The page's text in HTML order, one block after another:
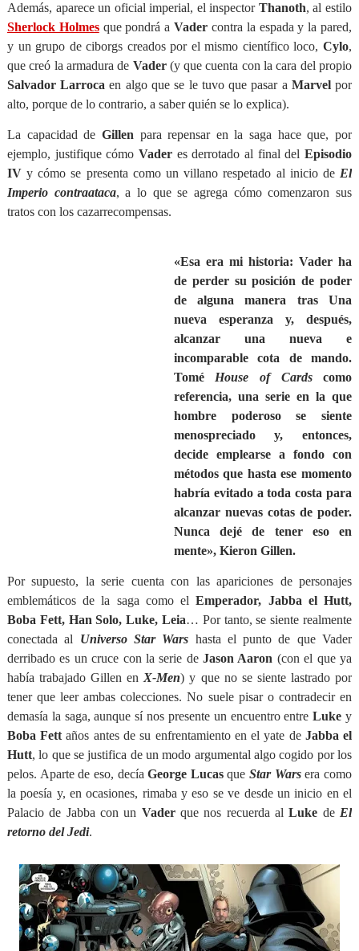
Además, aparece un oficial imperial, el inspector Thanoth, al estilo
Sherlock Holmes que pondrá aVader contra la espada y la pared,
y un grupo de ciborgs creados por el mismo científico loco,Cylo,
que creó la armadura de Vader(y que cuenta con la cara del propio
Salvador Larroca en algo que se le tuvo que pasar a Marvelpor
alto, porque de lo contrario, a saber quién se lo explica).
La capacidad de Gillen para repensar en la saga hace que, por
ejemplo, justifique cómo Vader es derrotado al final delEpisodio
IVy cómo se presenta como un villano respetado al inicio de El
Imperio contraataca, a lo que se agrega cómo comenzaron sus
tratos con los cazarrecompensas.
«Esa era mi historia: Vader ha
de perder su posición de poder
de alguna manera tras Una
nueva esperanza y, después,
alcanzar una nueva e
incomparable cota de mando.
Tomé House of Cardscomo
referencia, una serie en la que
hombre poderoso se siente
menospreciado y, entonces,
decide emplearse a fondo con
métodos que hasta ese momento
habría evitado a toda costa para
alcanzar nuevas cotas de poder.
Nunca dejé de tener eso en
mente», Kieron Gillen.
Por supuesto, la serie cuenta con las apariciones de personajes
emblemáticos de la saga como elEmperador, Jabba el Hutt,
Boba Fett, Han Solo, Luke, Leia… Por tanto, se siente realmente
conectada al Universo Star Wars hasta el punto de que Vader
derribado es un cruce con la serie deJason Aaron (con el que ya
había trabajado Gillen en X-Men) y que no se siente lastrado por
tener que leer ambas colecciones. No suele pisar o contradecir en
demasía la saga, aunque sí nos presente un encuentro entreLukey
Boba Fett años antes de su enfrentamiento en el yate de Jabba el
Hutt, lo que se justifica de un modo argumental algo cogido por los
pelos. Aparte de eso, decíaGeorge Lucasque Star Warsera como
la poesía y, en ocasiones, rimaba y eso se ve desde un inicio en el
Palacio de Jabba con un Vader que nos recuerda alLuke de El
retorno del Jedi.